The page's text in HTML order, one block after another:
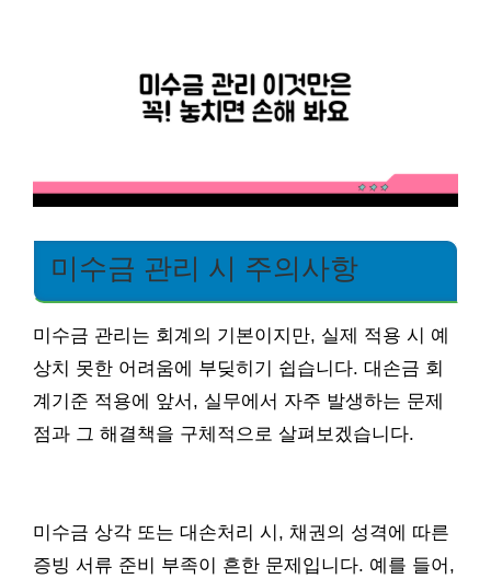
미수금 관리 시 주의사항
미수금 관리는 회계의 기본이지만, 실제 적용 시 예
상치 못한 어려움에 부딪히기 쉽습니다. 대손금 회
계기준 적용에 앞서, 실무에서 자주 발생하는 문제
점과 그 해결책을 구체적으로 살펴보겠습니다.
미수금 상각 또는 대손처리 시, 채권의 성격에 따른
증빙 서류 준비 부족이 흔한 문제입니다. 예를 들어,